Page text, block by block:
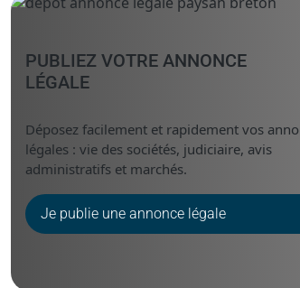
PUBLIEZ VOTRE ANNONCE
LÉGALE
Déposez facilement et rapidement vos
légales : vie des sociétés, judiciaire, avis
administratifs et marchés.
Je publie une annonce légale